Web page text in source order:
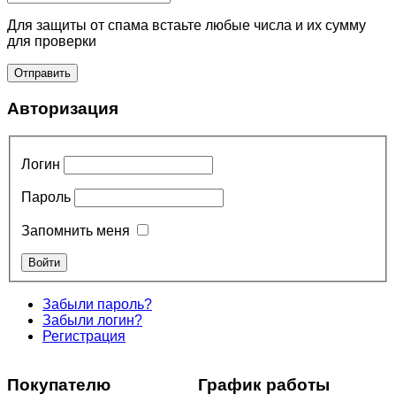
Для защиты от спама встаьте любые числа и их сумму
для проверки
Авторизация
Логин
Пароль
Запомнить меня
Забыли пароль?
Забыли логин?
Регистрация
Покупателю График работы